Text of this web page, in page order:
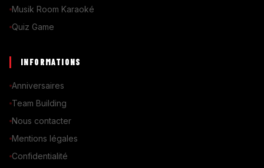
Musik Room Karaoké
Quiz Game
INFORMATIONS
Anniversaires
Team Building
Nous contacter
Mentions légales
Confidentialité